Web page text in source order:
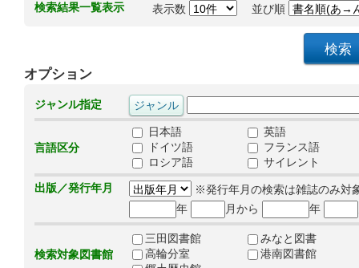
検索結果一覧表示 表示数 並び順
オプション
ジャンル指定
言語区分
日本語
英語
ドイツ語
フランス語
ロシア語
サイレント
出版／発行年月
※発行年月の検索は雑誌のみ対
年
月から 年
検索対象図書館
三田図書館
みなと図書
高輪分室
港南図書館